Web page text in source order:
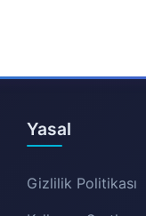
Yasal
Gizlilik Politikası